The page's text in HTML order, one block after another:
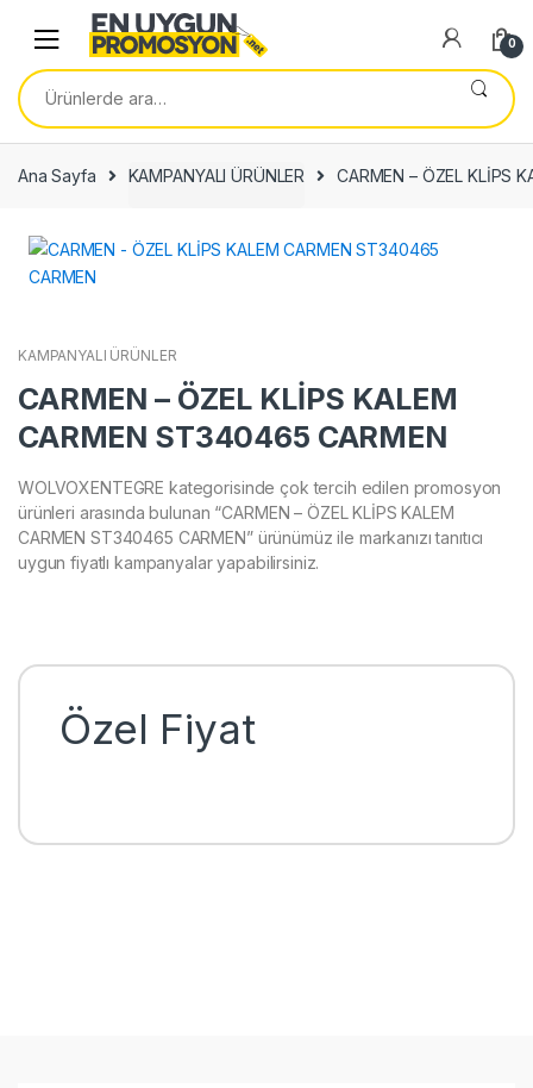
navigation
content
0
Ara:
Ana Sayfa KAMPANYALI ÜRÜNLER CARMEN – ÖZEL KLİPS
KAMPANYALI ÜRÜNLER
CARMEN – ÖZEL KLİPS KALEM
CARMEN ST340465 CARMEN
WOLVOXENTEGRE kategorisinde çok tercih edilen promosyon
ürünleri arasında bulunan “CARMEN – ÖZEL KLİPS KALEM
CARMEN ST340465 CARMEN” ürünümüz ile markanızı tanıtıcı
uygun fiyatlı kampanyalar yapabilirsiniz.
Özel Fiyat